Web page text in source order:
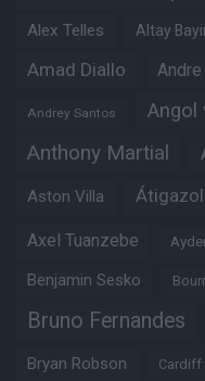
Alex Telles Altay
Amad Diallo Andre
Andrey Santos Angol
Anthony Martial
Aston Villa
Axel Tuanzebe
Benjamin Sesko
Bruno Fernandes
Bryan Robson Cardiff